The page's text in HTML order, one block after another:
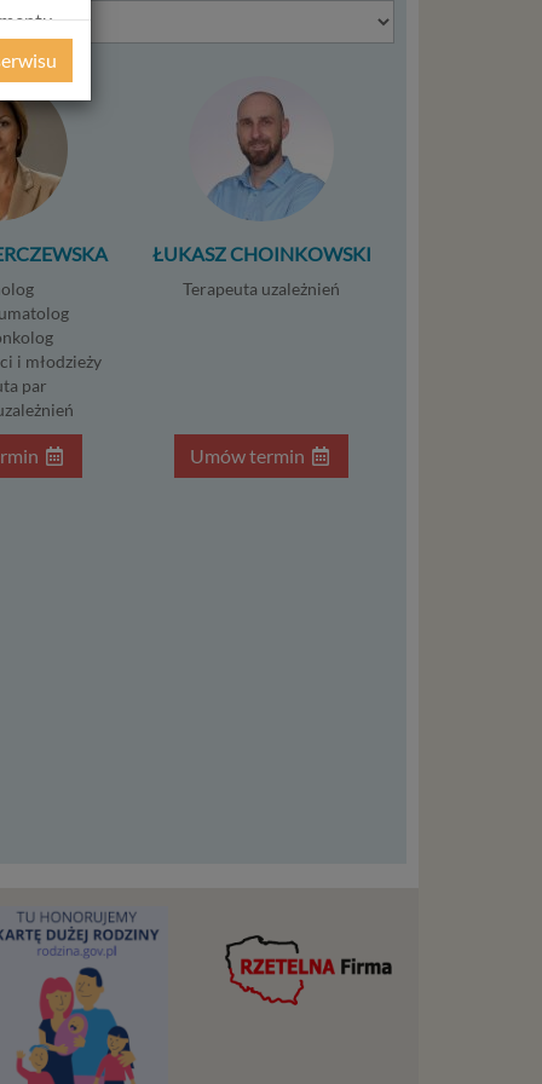
i młodzieży
par
ŁUKASZ CHOINKOWSKI
Terapeuta uzależnień
Umów termin
z
do
na
o
Ciebie
Ci
Ta